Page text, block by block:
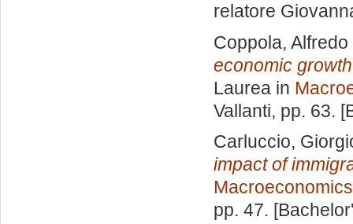
relatore
Coppola, Alfredo
economic
Laurea in
Vallanti, pp. 63.
Carluccio,
impact of
Macroeconomics
pp. 47.